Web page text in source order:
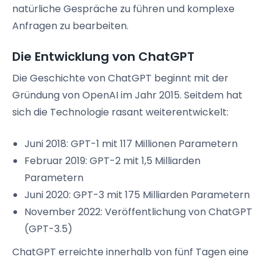
natürliche Gespräche zu führen und komplexe
Anfragen zu bearbeiten.
Die Entwicklung von ChatGPT
Die Geschichte von ChatGPT beginnt mit der
Gründung von OpenAI im Jahr 2015. Seitdem hat
sich die Technologie rasant weiterentwickelt:
Juni 2018: GPT-1 mit 117 Millionen Parametern
Februar 2019: GPT-2 mit 1,5 Milliarden
Parametern
Juni 2020: GPT-3 mit 175 Milliarden Parametern
November 2022: Veröffentlichung von ChatGPT
(GPT-3.5)
ChatGPT erreichte innerhalb von fünf Tagen eine